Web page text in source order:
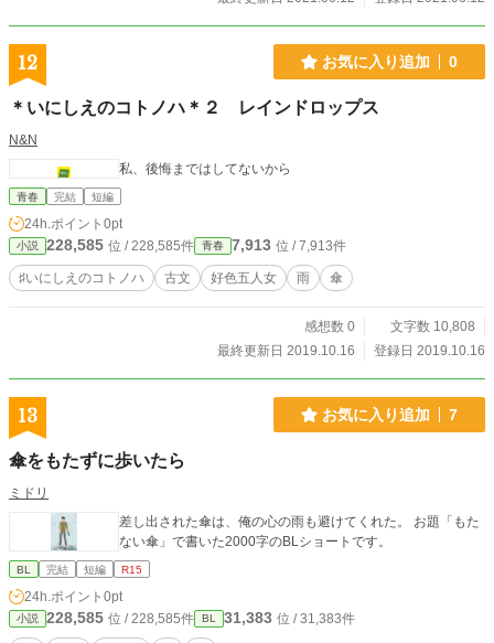
12 お気に入り追加 0
＊いにしえのコトノハ＊２ レインドロップス
N&N
私、後悔まではしてないから
青春 完結 短編
24h.ポイント 0pt
小説 228,585 位 / 228,585件 青春 7,913 位 / 7,913件
♯いにしえのコトノハ 古文 好色五人女 雨 傘
感想数 0
文字数 10,808
最終更新日 2019.10.16
登録日 2019.10.16
13 お気に入り追加 7
傘をもたずに歩いたら
ミドリ
差し出された傘は、俺の心の雨も避けてくれた。 お題「もた
ない傘」で書いた2000字のBLショートです。
BL 完結 短編 R15
24h.ポイント 0pt
小説 228,585 位 / 228,585件 BL 31,383 位 / 31,383件